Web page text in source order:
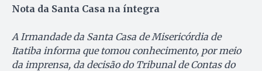
Nota da Santa Casa na íntegra
A Irmandade da Santa Casa de Misericórdia de
Itatiba informa que tomou conhecimento, por meio
da imprensa, da decisão do Tribunal de Contas do